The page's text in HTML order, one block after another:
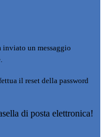
inviato un messaggio
il reset della password
di posta elettronica!